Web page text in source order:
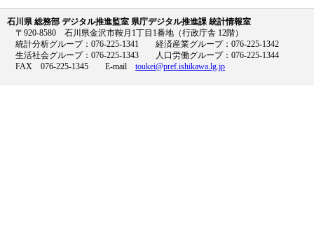
石川県 総務部 デジタル推進監室 県庁デジタル推進課 統計情報室
〒920-8580 石川県金沢市鞍月1丁目1番地（行政庁舎 12階）
統計分析グループ：076-225-1341 経済産業グループ：076-225-1342
生活社会グループ：076-225-1343 人口労働グループ：076-225-1344
FAX 076-225-1345 E-mail toukei@pref.ishikawa.lg.jp